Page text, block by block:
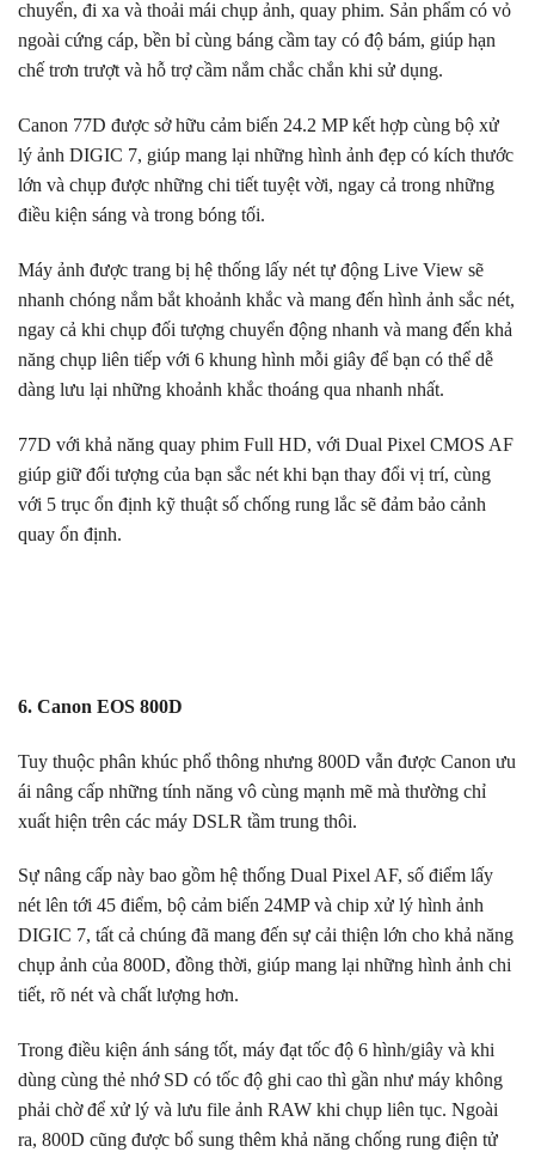
chuyển, đi xa và thoải mái chụp ảnh, quay phim. Sản phẩm có vỏ
ngoài cứng cáp, bền bỉ cùng báng cầm tay có độ bám, giúp hạn
chế trơn trượt và hỗ trợ cầm nắm chắc chắn khi sử dụng.
Canon 77D được sở hữu cảm biến 24.2 MP kết hợp cùng bộ xử
lý ảnh DIGIC 7, giúp mang lại những hình ảnh đẹp có kích thước
lớn và chụp được những chi tiết tuyệt vời, ngay cả trong những
điều kiện sáng và trong bóng tối.
Máy ảnh được trang bị hệ thống lấy nét tự động Live View sẽ
nhanh chóng nắm bắt khoảnh khắc và mang đến hình ảnh sắc nét,
ngay cả khi chụp đối tượng chuyển động nhanh và mang đến khả
năng chụp liên tiếp với 6 khung hình mỗi giây để bạn có thể dễ
dàng lưu lại những khoảnh khắc thoáng qua nhanh nhất.
77D với khả năng quay phim Full HD, với Dual Pixel CMOS AF
giúp giữ đối tượng của bạn sắc nét khi bạn thay đổi vị trí, cùng
với 5 trục ổn định kỹ thuật số chống rung lắc sẽ đảm bảo cảnh
quay ổn định.
6. Canon EOS 800D
Tuy thuộc phân khúc phổ thông nhưng 800D vẫn được Canon ưu
ái nâng cấp những tính năng vô cùng mạnh mẽ mà thường chỉ
xuất hiện trên các máy DSLR tầm trung thôi.
Sự nâng cấp này bao gồm hệ thống Dual Pixel AF, số điểm lấy
nét lên tới 45 điểm, bộ cảm biến 24MP và chip xử lý hình ảnh
DIGIC 7, tất cả chúng đã mang đến sự cải thiện lớn cho khả năng
chụp ảnh của 800D, đồng thời, giúp mang lại những hình ảnh chi
tiết, rõ nét và chất lượng hơn.
Trong điều kiện ánh sáng tốt, máy đạt tốc độ 6 hình/giây và khi
dùng cùng thẻ nhớ SD có tốc độ ghi cao thì gần như máy không
phải chờ để xử lý và lưu file ảnh RAW khi chụp liên tục. Ngoài
ra, 800D cũng được bổ sung thêm khả năng chống rung điện tử